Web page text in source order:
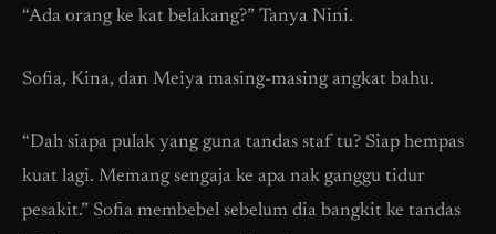
“Ada orang ke kat belakang?” Tanya Nini.
Sofia, Kina, dan Meiya masing-masing angkat bahu.
“Dah siapa pulak yang guna tandas staf tu? Siap hempas
kuat lagi. Memang sengaja ke apa nak ganggu tidur
pesakit.” Sofia membebel sebelum dia bangkit ke tandas